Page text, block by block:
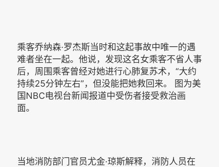
乘客乔纳森·罗杰斯当时和这起事故中唯一的遇
难者坐在一起。他说，发现这名女乘客不省人事
后，周围乘客曾经对她进行心肺复苏术，“大约
持续25分钟左右”，但没能把她救回来。 图为美
国NBC电视台新闻报道中受伤者接受救治画
面。
当地消防部门官员尤金·琼斯解释，消防人员在